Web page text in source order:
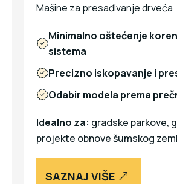
Mašine za presađivanje drveća
Minimalno oštećenje
sistema
Precizno iskopavanje i
Odabir modela prema
Idealno za: gradske parkove,
projekte obnove šumskog
SAZNAJ VIŠE